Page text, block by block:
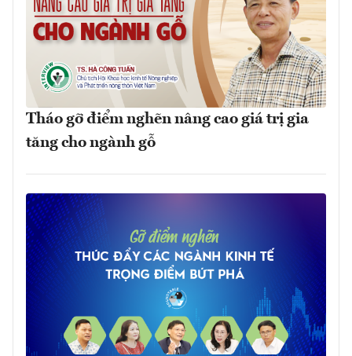
Tháo gỡ điểm nghẽn nâng cao giá trị gia
tăng cho ngành gỗ